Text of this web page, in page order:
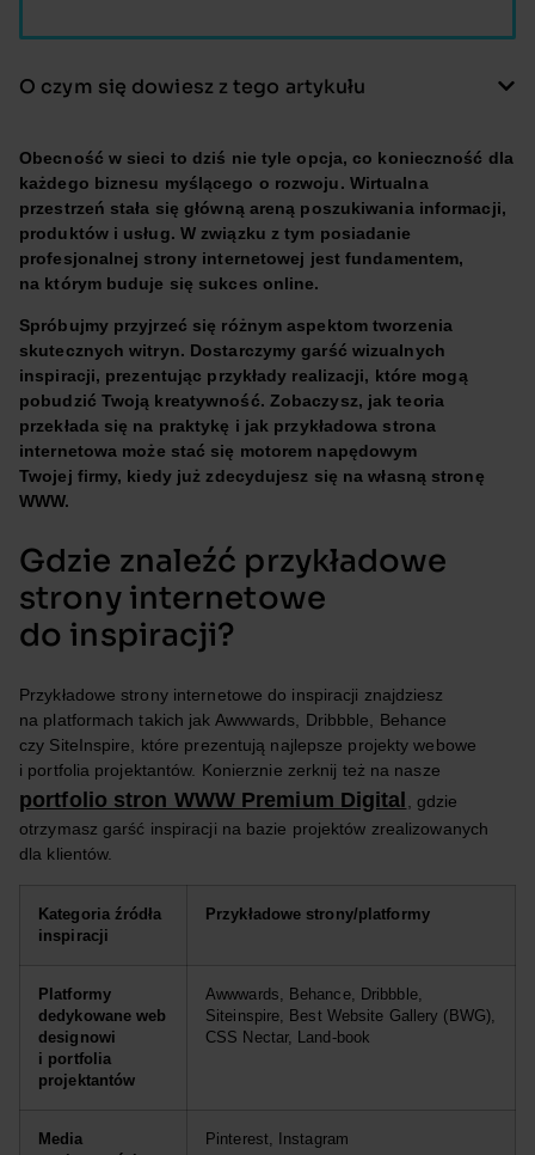
O czym się dowiesz z tego artykułu
Obecność w sieci to dziś nie tyle opcja, co konieczność dla
każdego biznesu myślącego o rozwoju. Wirtualna
przestrzeń stała się główną areną poszukiwania informacji,
produktów i usług. W związku z tym posiadanie
profesjonalnej strony internetowej jest fundamentem,
na którym buduje się sukces online.
Spróbujmy przyjrzeć się różnym aspektom tworzenia
skutecznych witryn. Dostarczymy garść wizualnych
inspiracji, prezentując przykłady realizacji, które mogą
pobudzić Twoją kreatywność. Zobaczysz, jak teoria
przekłada się na praktykę i jak przykładowa strona
internetowa może stać się motorem napędowym
Twojej firmy, kiedy już zdecydujesz się na własną stronę
WWW.
Gdzie znaleźć przykładowe
strony internetowe
do inspiracji?
Przykładowe strony internetowe do inspiracji znajdziesz
na platformach takich jak Awwwards, Dribbble, Behance
czy SiteInspire, które prezentują najlepsze projekty webowe
i portfolia projektantów. Konierznie zerknij też na nasze
portfolio stron WWW Premium Digital
, gdzie
otrzymasz garść inspiracji na bazie projektów zrealizowanych
dla klientów.
Kategoria źródła
inspiracji
Przykładowe strony/platformy
Platformy
dedykowane web
designowi
i portfolia
projektantów
Awwwards, Behance, Dribbble,
Siteinspire, Best Website Gallery (BWG),
CSS Nectar, Land-book
Media
Pinterest, Instagram